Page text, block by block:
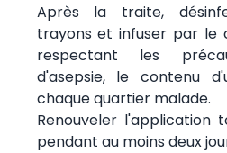
Après la traite,
trayons et infuser par le
respectant les
d'asepsie, le contenu
chaque quartier malade.
Renouveler l'application
pendant au moins deux